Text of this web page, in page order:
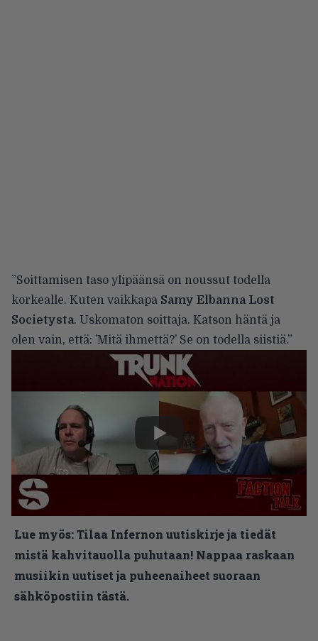
”Soittamisen taso ylipäänsä on noussut todella
korkealle. Kuten vaikkapa Samy Elbanna Lost
Societysta. Uskomaton soittaja. Katson häntä ja
olen vain, että: ’Mitä ihmettä?’ Se on todella siistiä.”
Lue myös:Tilaa Infernon uutiskirje ja tiedät
mistä kahvitauolla puhutaan! Nappaa raskaan
musiikin uutiset ja puheenaiheet suoraan
sähköpostiin tästä.